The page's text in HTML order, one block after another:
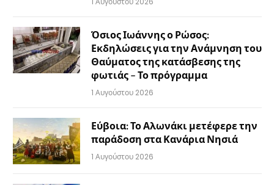
Όσιος Ιωάννης ο Ρώσος:
Εκδηλώσεις για την Ανάμνηση του
Θαύματος της κατάσβεσης της
φωτιάς – Το πρόγραμμα
1 Αυγούστου 2026
Εύβοια: Το Αλωνάκι μετέφερε την
παράδοση στα Κανάρια Νησιά
1 Αυγούστου 2026